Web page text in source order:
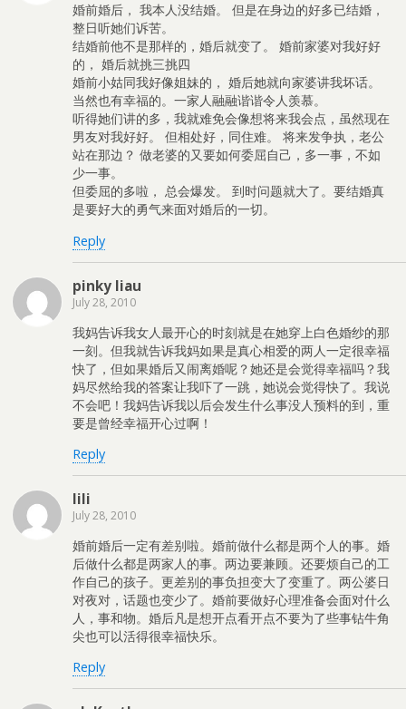
婚前婚后， 我本人没结婚。 但是在身边的好多已结婚，
整日听她们诉苦。
结婚前他不是那样的，婚后就变了。 婚前家婆对我好好
的， 婚后就挑三挑四
婚前小姑同我好像姐妹的， 婚后她就向家婆讲我坏话。
当然也有幸福的。一家人融融谐谐令人羡慕。
听得她们讲的多，我就难免会像想将来我会点，虽然现在
男友对我好好。 但相处好，同住难。 将来发争执，老公
站在那边？ 做老婆的又要如何委屈自己，多一事，不如
少一事。
但委屈的多啦， 总会爆发。 到时问题就大了。要结婚真
是要好大的勇气来面对婚后的一切。
Reply
pinky liau
July 28, 2010
我妈告诉我女人最开心的时刻就是在她穿上白色婚纱的那
一刻。但我就告诉我妈如果是真心相爱的两人一定很幸福
快了，但如果婚后又闹离婚呢？她还是会觉得幸福吗？我
妈尽然给我的答案让我吓了一跳，她说会觉得快了。我说
不会吧！我妈告诉我以后会发生什么事没人预料的到，重
要是曾经幸福开心过啊！
Reply
lili
July 28, 2010
婚前婚后一定有差别啦。婚前做什么都是两个人的事。婚
后做什么都是两家人的事。两边要兼顾。还要烦自己的工
作自己的孩子。更差别的事负担变大了变重了。两公婆日
对夜对，话题也变少了。婚前要做好心理准备会面对什么
人，事和物。婚后凡是想开点看开点不要为了些事钻牛角
尖也可以活得很幸福快乐。
Reply